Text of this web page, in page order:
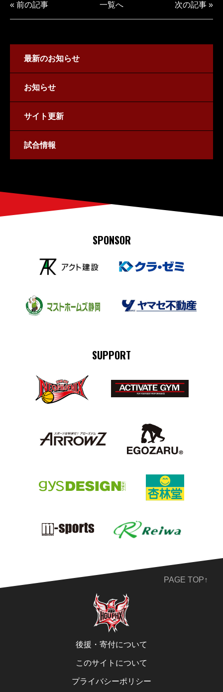
« 前の記事 一覧へ 次の記事 »
最新のお知らせ
お知らせ
サイト更新
試合情報
SPONSOR
SUPPORT
後援・寄付について
このサイトについて
プライバシーポリシー
PAGE TOP↑